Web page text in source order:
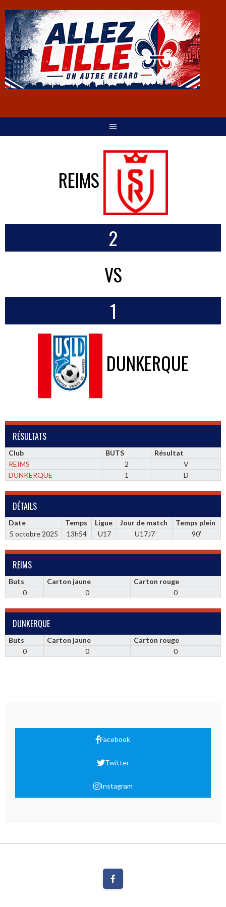
REIMS
2
VS
1
DUNKERQUE
RÉSULTATS
Club BUTS
Résultat
REIMS
2
V
DUNKERQUE
1 D
DÉTAILS
Date Temps Ligue Jour de match
Temps plein
5 octobre 2025
13h54 U17 U17J7 90'
REIMS
Buts Carton jaune
Carton rouge
0
0 0
DUNKERQUE
Buts Carton jaune
Carton rouge
0
0 0
Facebook
Twitter
Instagram